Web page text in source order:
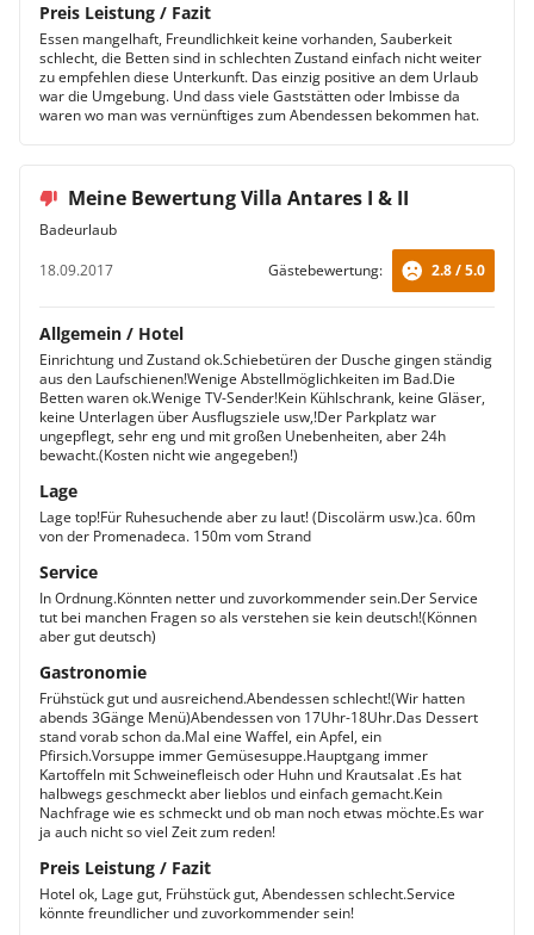
Preis Leistung / Fazit
Essen mangelhaft, Freundlichkeit keine vorhanden, Sauberkeit
schlecht, die Betten sind in schlechten Zustand einfach nicht weiter
zu empfehlen diese Unterkunft. Das einzig positive an dem Urlaub
war die Umgebung. Und dass viele Gaststätten oder Imbisse da
waren wo man was vernünftiges zum Abendessen bekommen hat.
Meine Bewertung Villa Antares I & II
Badeurlaub
18.09.2017
Gästebewertung: 2.8 / 5.0
Allgemein / Hotel
Einrichtung und Zustand ok.Schiebetüren der Dusche gingen ständig
aus den Laufschienen!Wenige Abstellmöglichkeiten im Bad.Die
Betten waren ok.Wenige TV-Sender!Kein Kühlschrank, keine Gläser,
keine Unterlagen über Ausflugsziele usw,!Der Parkplatz war
ungepflegt, sehr eng und mit großen Unebenheiten, aber 24h
bewacht.(Kosten nicht wie angegeben!)
Lage
Lage top!Für Ruhesuchende aber zu laut! (Discolärm usw.)ca. 60m
von der Promenadeca. 150m vom Strand
Service
In Ordnung.Könnten netter und zuvorkommender sein.Der Service
tut bei manchen Fragen so als verstehen sie kein deutsch!(Können
aber gut deutsch)
Gastronomie
Frühstück gut und ausreichend.Abendessen schlecht!(Wir hatten
abends 3Gänge Menü)Abendessen von 17Uhr-18Uhr.Das Dessert
stand vorab schon da.Mal eine Waffel, ein Apfel, ein
Pfirsich.Vorsuppe immer Gemüsesuppe.Hauptgang immer
Kartoffeln mit Schweinefleisch oder Huhn und Krautsalat .Es hat
halbwegs geschmeckt aber lieblos und einfach gemacht.Kein
Nachfrage wie es schmeckt und ob man noch etwas möchte.Es war
ja auch nicht so viel Zeit zum reden!
Preis Leistung / Fazit
Hotel ok, Lage gut, Frühstück gut, Abendessen schlecht.Service
könnte freundlicher und zuvorkommender sein!